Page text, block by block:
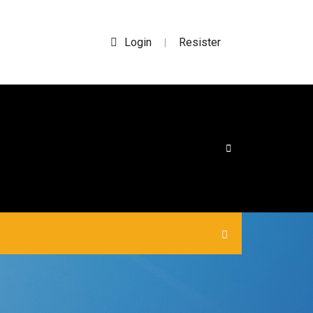
Login | Resister